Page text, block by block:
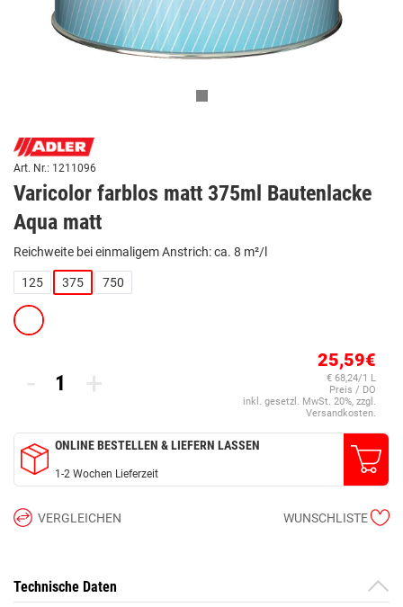
Art. Nr.: 1211096
Varicolor farblos matt 375ml Bautenlacke
Aqua matt
Reichweite bei einmaligem Anstrich: ca. 8 m²/l
125 375 750
- +
25,59€
€ 68,24/1 L
Preis / DO
inkl. gesetzl. MwSt. 20%, zzgl.
Versandkosten.
ONLINE BESTELLEN & LIEFERN LASSEN
1-2 Wochen Lieferzeit
VERGLEICHEN WUNSCHLISTE
Technische Daten